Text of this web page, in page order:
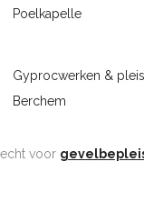
Poelkapelle
Gyprocwerken &
Berchem
voor